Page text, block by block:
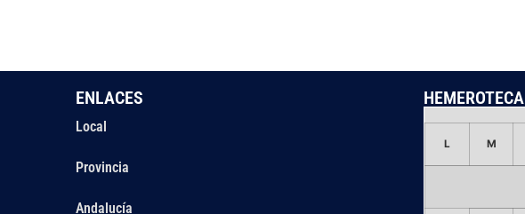
ENLACES
Local
Provincia
Andalucía
HEMEROTECA
L M